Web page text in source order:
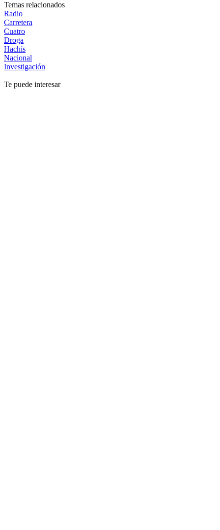
Temas relacionados
Radio
Carretera
Cuatro
Droga
Hachís
Nacional
Investigación
Te puede interesar